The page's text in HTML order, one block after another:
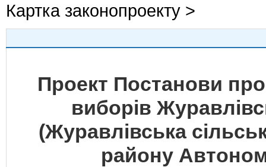
Картка законопроекту >
Проект Постанови
виборів
(Журавлівська
району